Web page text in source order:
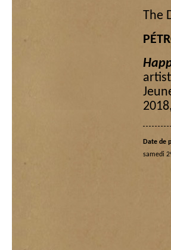
Date de
samedi